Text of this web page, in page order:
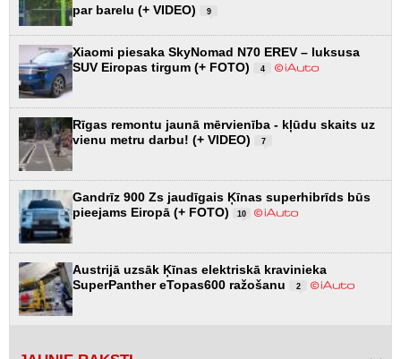
par barelu (+ VIDEO)
9
Xiaomi piesaka SkyNomad N70 EREV – luksusa
SUV Eiropas tirgum (+ FOTO)
4
Rīgas remontu jaunā mērvienība - kļūdu skaits uz
vienu metru darbu! (+ VIDEO)
7
Gandrīz 900 Zs jaudīgais Ķīnas superhibrīds būs
pieejams Eiropā (+ FOTO)
10
Austrijā uzsāk Ķīnas elektriskā kravinieka
SuperPanther eTopas600 ražošanu
2